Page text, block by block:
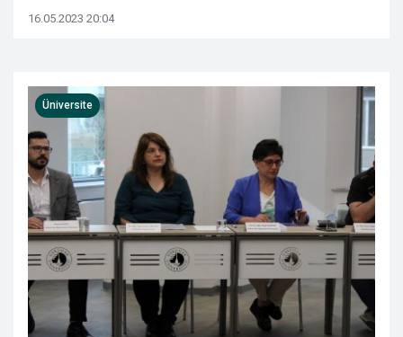
16.05.2023 20:04
Üniversite